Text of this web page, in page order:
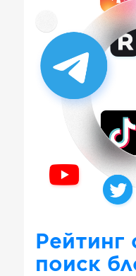
Рейтинг
поиск